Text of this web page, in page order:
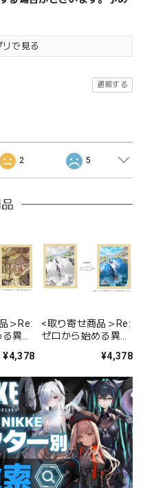
リで見る
通報する
2 5
＞Re:
異世
¥4,378
<取り寄せ商品＞Re:
ゼロから始める異世
都市プリステラ)¥4,378